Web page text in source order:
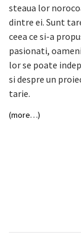
steaua lor
dintre ei. Sunt
ceea ce si-a
pasionati,
lor se poate
si despre un
tarie.
(more…)